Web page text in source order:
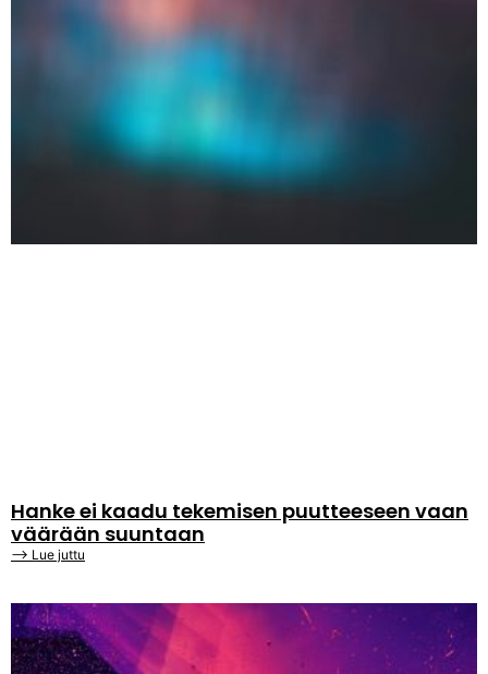
Hanke ei kaadu tekemisen puutteeseen vaan
väärään suuntaan
⟶ Lue juttu